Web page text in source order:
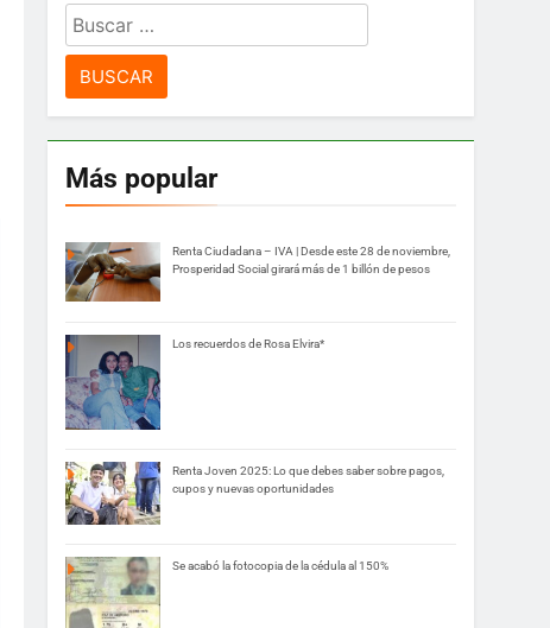
Buscar:
Más popular
Renta Ciudadana – IVA | Desde este 28 de noviembre,
Prosperidad Social girará más de 1 billón de pesos
Los recuerdos de Rosa Elvira*
Renta Joven 2025: Lo que debes saber sobre pagos,
cupos y nuevas oportunidades
Se acabó la fotocopia de la cédula al 150%